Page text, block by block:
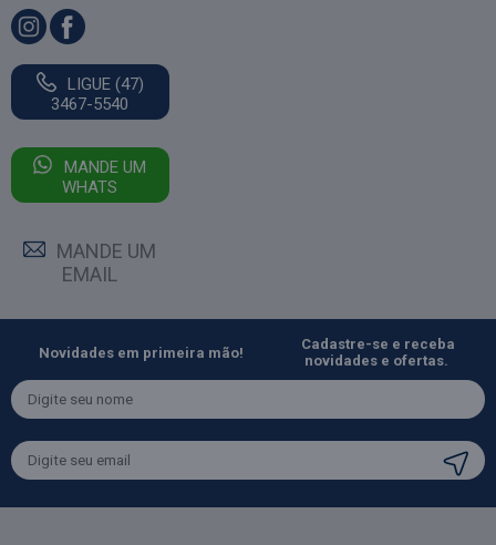
LIGUE (47)
3467-5540
MANDE UM
WHATS
MANDE UM
EMAIL
Novidades em primeira mão!
Cadastre-se e receba
novidades e ofertas.